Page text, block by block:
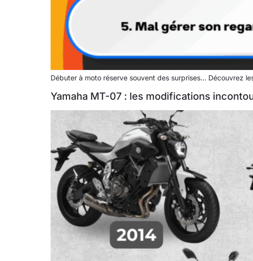
Débuter à moto réserve souvent des surprises… Découvrez
Yamaha MT-07 : les modifications